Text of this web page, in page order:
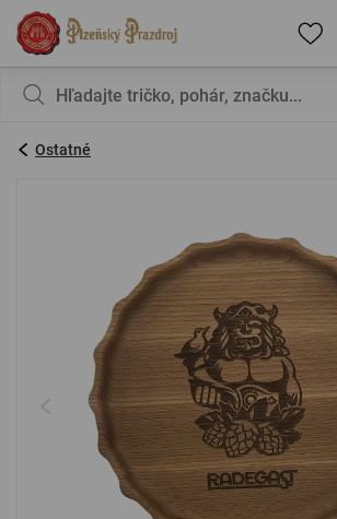
sa
PRIHLÁSIŤ SA
Zabudnuté heslo Nová registrácia
PRIHLÁSENIE CEZ FACEBOOK
Ostatné